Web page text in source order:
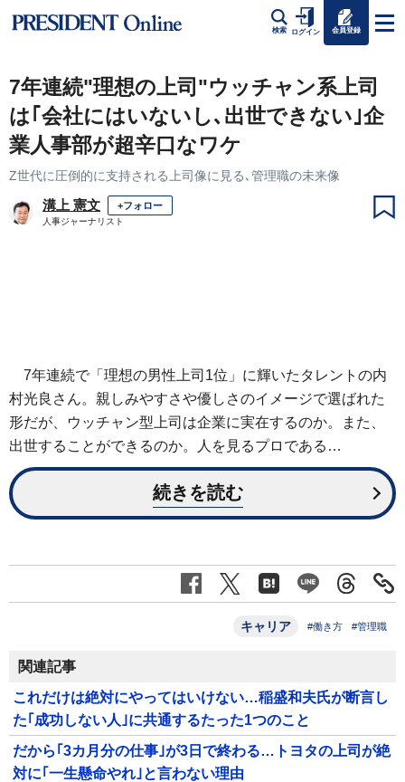
検索 ログイン 会員登録
7年連続"理想の上司"ウッチャン系上司
は｢会社にはいないし､出世できない｣企
業人事部が超辛口なワケ
Z世代に圧倒的に支持される上司像に見る､管理職の未来像
溝上 憲文 +フォロー
人事ジャーナリスト
7年連続で「理想の男性上司1位」に輝いたタレントの内
村光良さん。親しみやすさや優しさのイメージで選ばれた
形だが、ウッチャン型上司は企業に実在するのか。また、
出世することができるのか。人を見るプロである…
続きを読む
キャリア #働き方 #管理職
関連記事
これだけは絶対にやってはいけない…稲盛和夫氏が断言し
た｢成功しない人｣に共通するたった1つのこと
だから｢3カ月分の仕事｣が3日で終わる…トヨタの上司が絶
対に｢一生懸命やれ｣と言わない理由